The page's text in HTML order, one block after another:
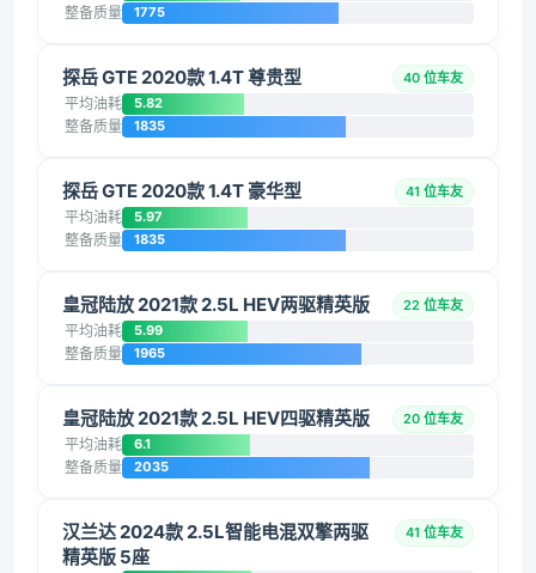
整备质量 1775
探岳 GTE 2020款 1.4T 尊贵型 40 位车友
平均油耗 5.82
整备质量 1835
探岳 GTE 2020款 1.4T 豪华型 41 位车友
平均油耗 5.97
整备质量 1835
皇冠陆放 2021款 2.5L HEV两驱精英版 22 位车友
平均油耗 5.99
整备质量 1965
皇冠陆放 2021款 2.5L HEV四驱精英版 20 位车友
平均油耗 6.1
整备质量 2035
汉兰达 2024款 2.5L智能电混双擎两驱
精英版 5座
41 位车友